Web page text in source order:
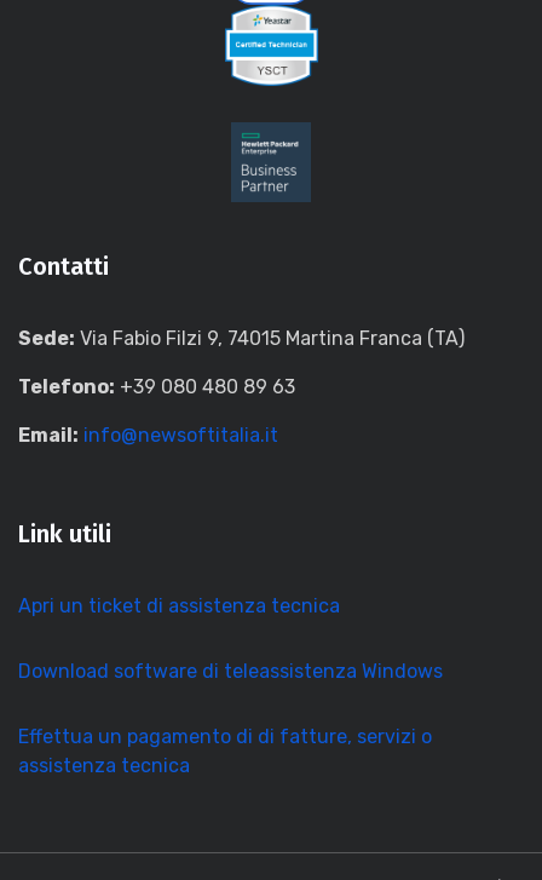
Contatti
Sede: Via Fabio Filzi 9, 74015 Martina Franca (TA)
Telefono: +39 080 480 89 63
Email: info@newsoftitalia.it
Link utili
Apri un ticket di assistenza tecnica
Download software di teleassistenza Windows
Effettua un pagamento di di fatture, servizi o
assistenza tecnica